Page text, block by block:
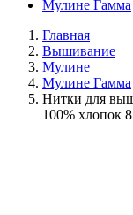
Мулине Гамма
Главная
Вышивание
Мулине
Мулине Гамма
Нитки для
100% хлопок